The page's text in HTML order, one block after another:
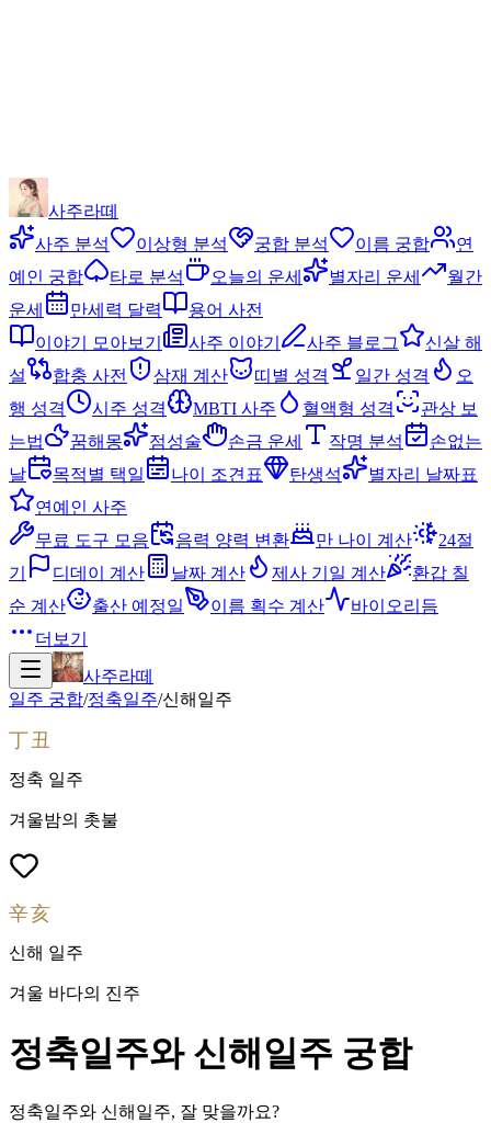
사주라떼
사주 분석
이상형 분석 궁합 분석 이름 궁합
연
예인 궁합
타로 분석 오늘의 운세 별자리 운세
월간
운세
만세력 달력
용어 사전
이야기 모아보기
사주 이야기 사주 블로그
신살 해
설
합충 사전 삼재 계산 띠별 성격 일간 성격
오
행 성격
시주 성격 MBTI 사주 혈액형 성격
관상 보
는법
꿈해몽 점성술 손금 운세 작명 분석
손없는
날
목적별 택일 나이 조견표 탄생석
별자리 날짜표
연예인 사주
무료 도구 모음
음력 양력 변환 만 나이 계산
24절
기
디데이 계산 날짜 계산 제사 기일 계산
환갑 칠
순 계산
출산 예정일 이름 획수 계산
바이오리듬
더보기
사주라떼
일주 궁합/정축일주/신해 일주
丁丑
정축 일주
겨울밤의 촛불
辛亥
신해 일주
겨울 바다의 진주
정축일주와 신해일주 궁합
정축일주와 신해일주, 잘 맞을까요?